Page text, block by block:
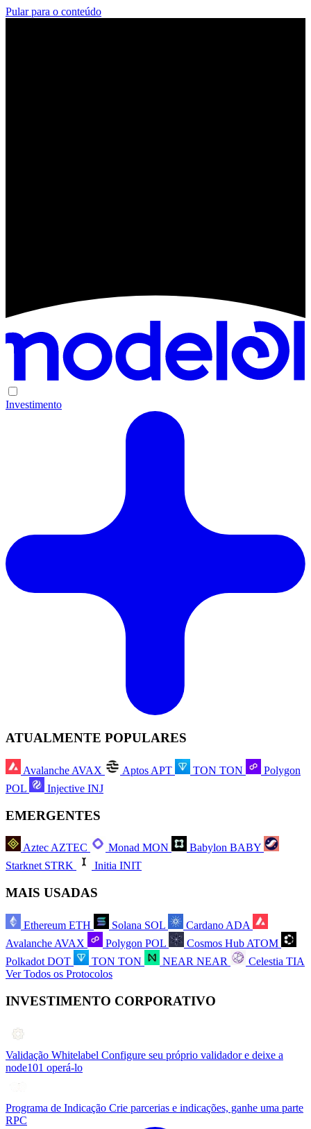
Pular para o conteúdo
Investimento
ATUALMENTE POPULARES
Avalanche AVAX Aptos APT TON TON
Polygon
POL
Injective INJ
EMERGENTES
AztecAZTEC Monad MON Babylon BABY
Starknet STRK Initia INIT
MAIS USADAS
Ethereum ETH Solana SOL Cardano ADA
Avalanche AVAX Polygon POL Cosmos Hub ATOM
Polkadot DOT TON TON NEAR NEAR Celestia TIA
Ver Todos os Protocolos
INVESTIMENTO CORPORATIVO
Validação Whitelabel Configure seu próprio validador e deixe a
node101 operá-lo
Programa de Indicação Crie parcerias e indicações, ganhe uma parte
RPC